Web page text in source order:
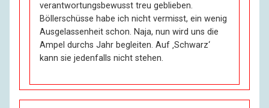
verantwortungsbewusst treu geblieben.
Böllerschüsse habe ich nicht vermisst, ein wenig
Ausgelassenheit schon. Naja, nun wird uns die
Ampel durchs Jahr begleiten. Auf ‚Schwarz‘
kann sie jedenfalls nicht stehen.